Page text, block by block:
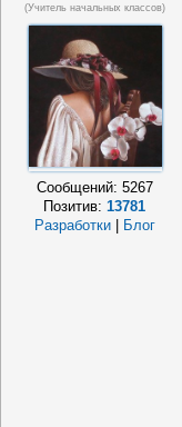
(учитель начальных классов)
Сообщений: 5267
Позитив:13781
Разработки
Блог